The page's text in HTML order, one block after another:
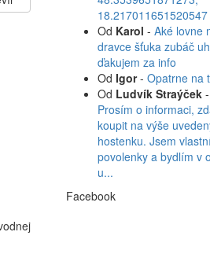
18.217011651520547
Od Karol - Aké lovne
dravce šťuka zubáč
ďakujem za info
Od Igor- Opatrne na
Od Ludvík Straýček-
Prosím o informaci,
koupit na výše
hostenku. Jsem
povolenky a bydlím v
u...
Facebook